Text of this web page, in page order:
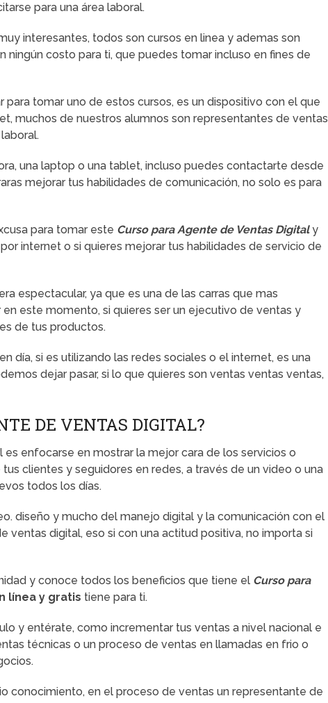
para una área laboral.
interesantes, todos son cursos en linea y ademas son
ningún costo para ti, que puedes tomar incluso en fines de
para tomar uno de estos cursos, es un dispositivo con el que
muchos de nuestros alumnos son representantes de ventas
una laptop o una tablet, incluso puedes contactarte desde
mejorar tus habilidades de comunicación, no solo es para
para tomar este Curso para Agente de Ventas Digitaly
internet o si quieres mejorar tus habilidades de servicio de
espectacular, ya que es una de las carras que mas
este momento, si quieres ser un ejecutivo de ventas y
de tus productos.
día, si es utilizando las redes sociales o el internet, es una
dejar pasar, si lo que quieres son ventas ventas ventas,
DE VENTAS DIGITAL?
enfocarse en mostrar la mejor cara de los servicios o
clientes y seguidores en redes, a través de un video o una
todos los días.
diseño y mucho del manejo digital y la comunicación con el
ventas digital, eso si con una actitud positiva, no importa si
y conoce todos los beneficios que tiene el Curso para
línea y gratis tiene para ti.
y entérate, como incrementar tus ventas a nivel nacional e
técnicas o un proceso de ventas en llamadas en frio o
conocimiento, en el proceso de ventas un representante de